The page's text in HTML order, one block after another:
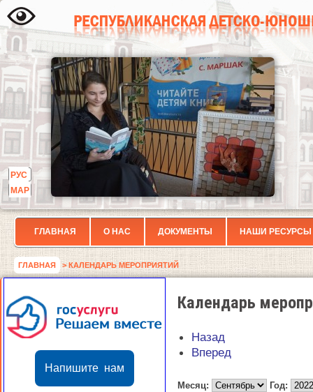
РУС
МАР
ГЛАВНАЯ О НАС ДОКУМЕНТЫ НАШИ РЕСУРСЫ
ГЛАВНАЯ > КАЛЕНДАРЬ МЕРОПРИЯТИЙ
Напишите нам
Календарь
Назад
Вперед
Месяц: Год: